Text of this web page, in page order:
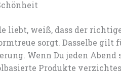
liebt, weiß, dass der
sorgt. Dasselbe gilt
Wenn Du jeden
Produkte